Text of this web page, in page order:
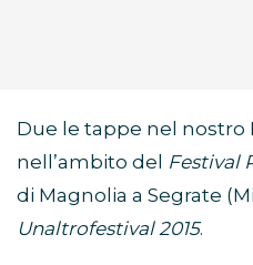
Due le tappe nel nostro
nell’ambito del Festival
di Magnolia a Segrate
Unaltrofestival 2015.